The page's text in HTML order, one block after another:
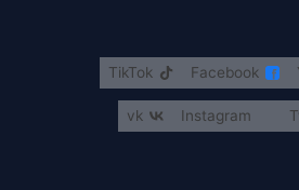
Facebook
TikTok
Instagram
vk